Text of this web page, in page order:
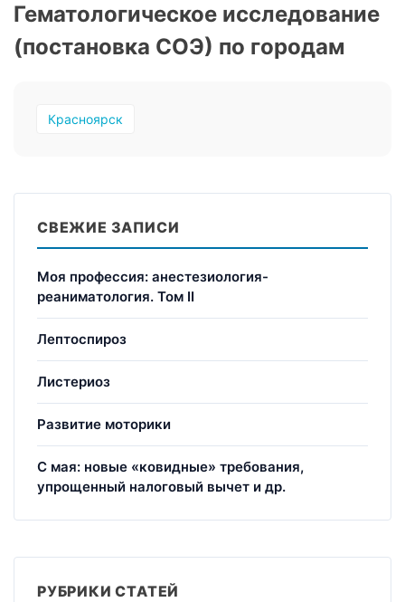
Гематологическое исследование
(постановка СОЭ) по городам
Красноярск
СВЕЖИЕ ЗАПИСИ
Моя профессия: анестезиология-
реаниматология. Том II
Лептоспироз
Листериоз
Развитие моторики
С мая: новые «ковидные» требования,
упрощенный налоговый вычет и др.
РУБРИКИ СТАТЕЙ